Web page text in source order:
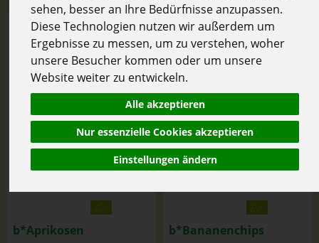
sehen, besser an Ihre Bedürfnisse anzupassen.
Diese Technologien nutzen wir außerdem um
Ergebnisse zu messen, um zu verstehen, woher
unsere Besucher kommen oder um unsere
Website weiter zu entwickeln.
Alle akzeptieren
Nur essenzielle Cookies akzeptieren
Einstellungen ändern
b*Aprikosen b*Bananenchips